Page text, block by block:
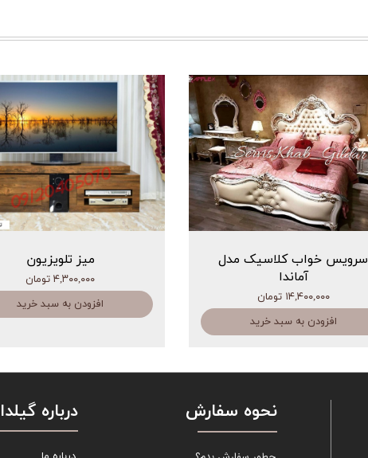
سرویس خواب کلاسیک مدل
آماندا
۱۴,۴۰۰,۰۰۰ تومان
افزودن به سبد خرید
میز تلویزیون
۴,۳۰۰,۰۰۰ تومان
افزودن به سبد خرید
نحوه سفارش درباره